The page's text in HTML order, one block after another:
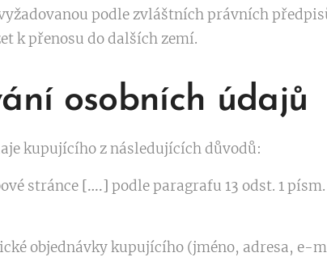
podle zvláštních právních
k přenosu do dalších zemí.
osobních údajů
kupujícího z následujících důvodů:
stránce [….] podle paragrafu 13 odst. 1
objednávky kupujícího (jméno, adresa, e-